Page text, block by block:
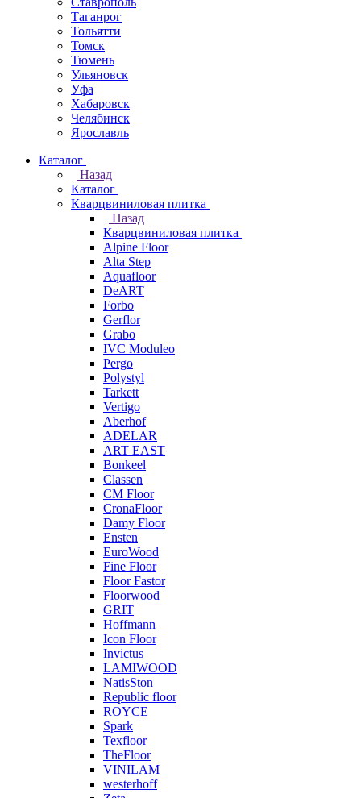
Таганрог
Тольятти
Томск
Тюмень
Ульяновск
Уфа
Хабаровск
Челябинск
Ярославль
Каталог
Назад
Каталог
Кварцвиниловая плитка
Назад
Кварцвиниловая плитка
Alpine Floor
Alta Step
Aquafloor
DeART
Forbo
Gerflor
Grabo
IVC Moduleo
Pergo
Polystyl
Tarkett
Vertigo
Aberhof
ADELAR
ART EAST
Bonkeel
Classen
CM Floor
CronaFloor
Damy Floor
Ensten
EuroWood
Fine Floor
Floor Fastor
Floorwood
GRIT
Hoffmann
Icon Floor
Invictus
LAMIWOOD
NatisSton
Republic floor
ROYCE
Spark
Texfloor
TheFloor
VINILAM
westerhoff